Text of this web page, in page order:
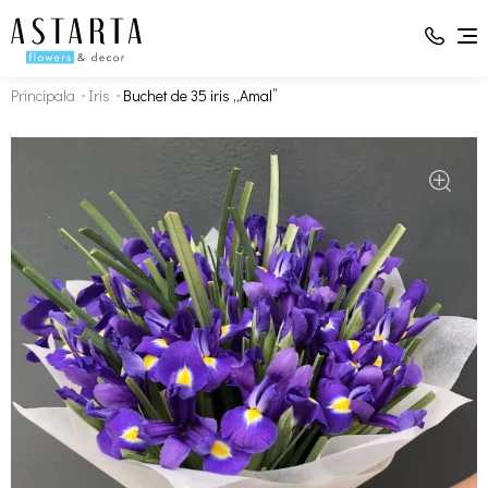
Principala Iris Buchet de 35 iris „Amal”